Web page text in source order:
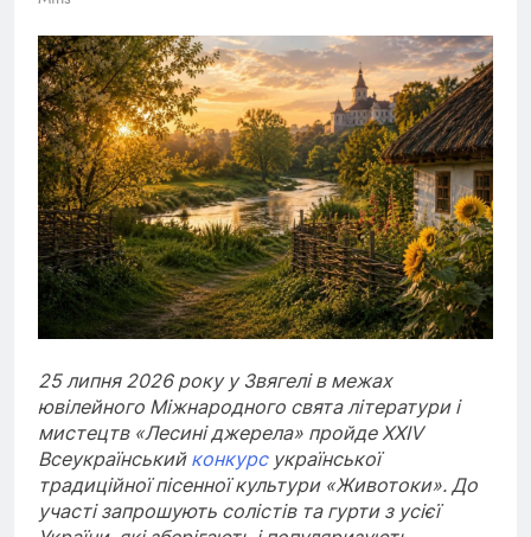
25 липня 2026 року у Звягелі в межах
ювілейного Міжнародного свята літератури і
мистецтв «Лесині джерела» пройде XXIV
Всеукраїнський конкурсукраїнської
традиційної пісенної культури «Животоки». До
участі запрошують солістів та гурти з усієї